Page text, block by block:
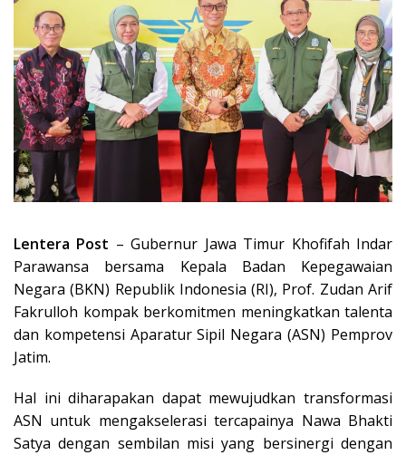
Lentera Post – Gubernur Jawa Timur Khofifah Indar
Parawansa bersama Kepala Badan Kepegawaian
Negara (BKN) Republik Indonesia (RI), Prof. Zudan Arif
Fakrulloh kompak berkomitmen meningkatkan talenta
dan kompetensi Aparatur Sipil Negara (ASN) Pemprov
Jatim.
Hal ini diharapakan dapat mewujudkan transformasi
ASN untuk mengakselerasi tercapainya Nawa Bhakti
Satya dengan sembilan misi yang bersinergi dengan